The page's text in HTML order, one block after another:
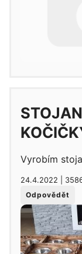
Vyrobím
24.4.2022 |
Odpovědět